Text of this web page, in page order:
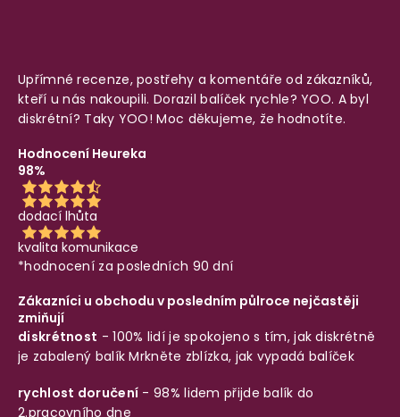
Upřímné recenze, postřehy a komentáře od zákazníků,
kteří u nás nakoupili. Dorazil balíček rychle? YOO. A byl
diskrétní? Taky YOO! Moc děkujeme, že hodnotíte.
Hodnocení Heureka
98%
dodací lhůta
kvalita komunikace
*hodnocení za posledních 90 dní
Zákazníci u obchodu v posledním půlroce nejčastěji
zmiňují
diskrétnost - 100% lidí je spokojeno s tím, jak diskrétně
je zabalený balíkMrkněte zblízka, jak vypadá balíček
rychlost doručení - 98% lidem přijde balík do
2.pracovního dne